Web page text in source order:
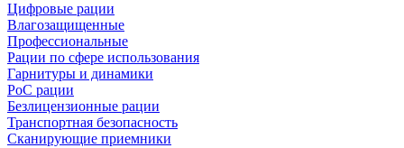
Цифровые рации
Влагозащищенные
Профессиональные
Рации по сфере использования
Гарнитуры и динамики
PoC рации
Безлицензионные рации
Транспортная безопасность
Сканирующие приемники